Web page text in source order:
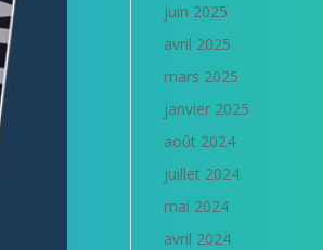
juin 2025
avril 2025
mars 2025
janvier 2025
août 2024
juillet 2024
mai 2024
avril 2024